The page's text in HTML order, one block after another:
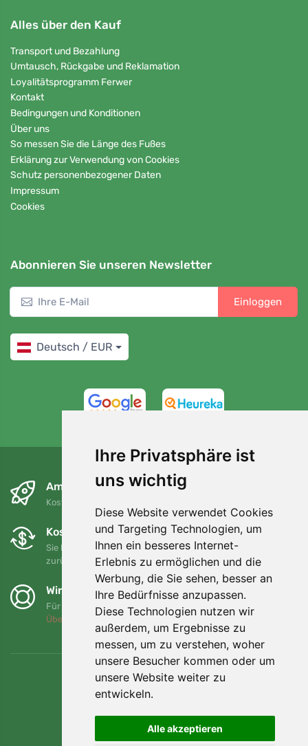
Ihre Privatsphäre ist
uns wichtig
Diese Website verwendet Cookies
und Targeting Technologien, um
Ihnen ein besseres Internet-
Erlebnis zu ermöglichen und die
Werbung, die Sie sehen, besser an
Ihre Bedürfnisse anzupassen.
Diese Technologien nutzen wir
außerdem, um Ergebnisse zu
messen, um zu verstehen, woher
unsere Besucher kommen oder um
unsere Website weiter zu
entwickeln.
Alle akzeptieren
Alles über den Kauf
Transport und Bezahlung
Umtausch, Rückgabe und Reklamation
Loyalitätsprogramm Ferwer
Kontakt
Bedingungen und Konditionen
Über uns
So messen Sie die Länge des Fußes
Erklärung zur Verwendung von Cookies
Schutz personenbezogener Daten
Impressum
Cookies
Abonnieren Sie unseren Newsletter
Einloggen
Deutsch / EUR
Am nächsten Tag und kostenlos
Kostenloser Versand für Bestellungen über 80 EUR
Kostenloser Umtausch und Rückgabe
Sie können Ihre Bestellung jederzeit innerhalb von 90 Tagen
zurückgeben oder umtauschen.
Wir unterstützen Trees.org
Für jede Bestellung pflanzen wir einen Baum! Mehr lesen
Über uns